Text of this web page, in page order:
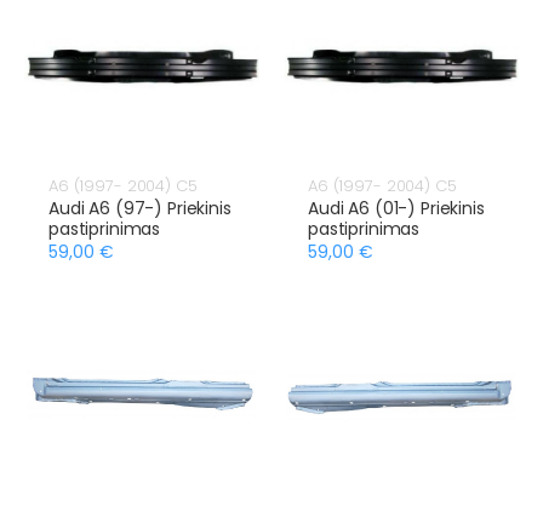
A6 (1997- 2004) C5
Audi A6 (97-) Priekinis
pastiprinimas
59,00 €
A6 (1997- 2004) C5
Audi A6 (01-) Priekinis
pastiprinimas
59,00 €